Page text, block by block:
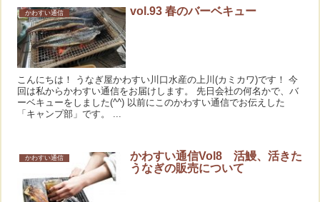
かわすい通信 vol.93 春のバーベキュー
こんにちは！ うなぎ屋かわすい川口水産の上川(カミカワ)です！ 今
回は私からかわすい通信をお届けします。 先日会社の何名かで、バ
ーベキューをしました(^^) 以前にこのかわすい通信でお伝えした
「キャンプ部」です。 ...
かわすい通信
かわすい通信Vol8 活鰻、活きた
うなぎの販売について